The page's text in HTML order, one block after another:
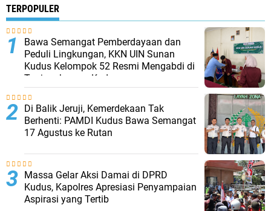
TERPOPULER
Bawa Semangat Pemberdayaan dan
Peduli Lingkungan, KKN UIN Sunan
Kudus Kelompok 52 Resmi Mengabdi di
Tanjungkarang Kudus
Di Balik Jeruji, Kemerdekaan Tak
Berhenti: PAMDI Kudus Bawa Semangat
17 Agustus ke Rutan
Massa Gelar Aksi Damai di DPRD
Kudus, Kapolres Apresiasi Penyampaian
Aspirasi yang Tertib